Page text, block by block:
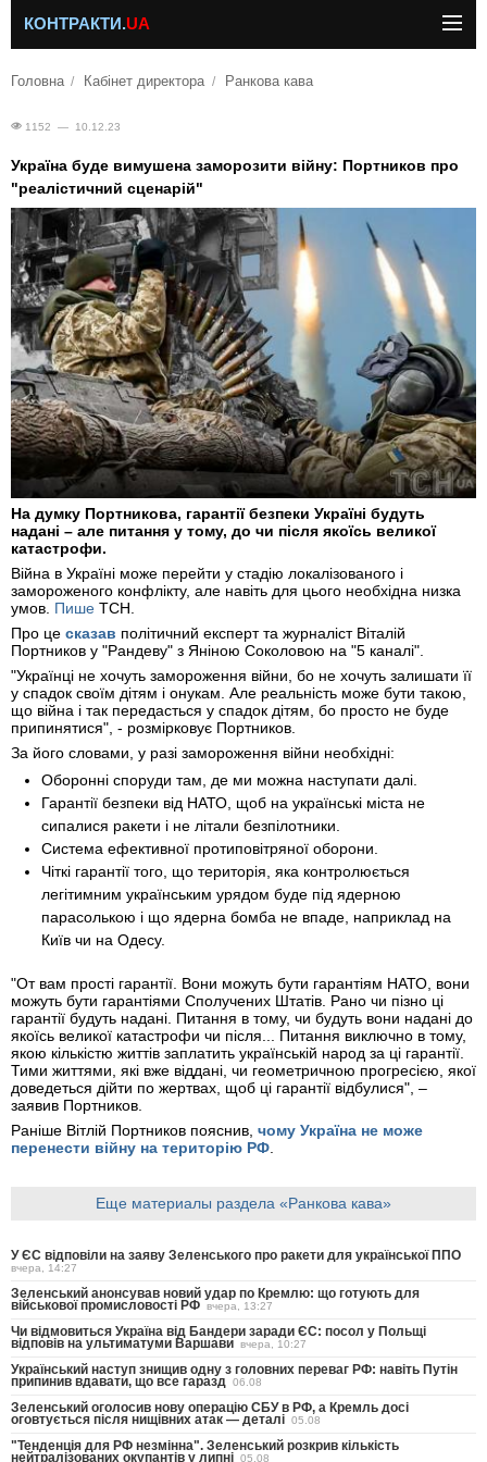
КОНТРАКТИ.UA
Головна Кабінет директора Ранкова кава
1152 — 10.12.23
Україна буде вимушена заморозити війну: Портников про
"реалістичний сценарій"
На думку Портникова, гарантії безпеки Україні будуть
надані – але питання у тому, до чи після якоїсь великої
катастрофи.
Війна в Україні може перейти у стадію локалізованого і
замороженого конфлікту, але навіть для цього необхідна низка
умов. Пише ТСН.
Про це сказав політичний експерт та журналіст Віталій
Портников у "Рандеву" з Яніною Соколовою на "5 каналі".
"Українці не хочуть замороження війни, бо не хочуть залишати її
у спадок своїм дітям і онукам. Але реальність може бути такою,
що війна і так передасться у спадок дітям, бо просто не буде
припинятися", - розмірковує Портников.
За його словами, у разі замороження війни необхідні:
Оборонні споруди там, де ми можна наступати далі.
Гарантії безпеки від НАТО, щоб на українські міста не
сипалися ракети і не літали безпілотники.
Система ефективної протиповітряної оборони.
Чіткі гарантії того, що територія, яка контролюється
легітимним українським урядом буде під ядерною
парасолькою і що ядерна бомба не впаде, наприклад на
Київ чи на Одесу.
"От вам прості гарантії. Вони можуть бути гарантіям НАТО, вони
можуть бути гарантіями Сполучених Штатів. Рано чи пізно ці
гарантії будуть надані. Питання в тому, чи будуть вони надані до
якоїсь великої катастрофи чи після... Питання виключно в тому,
якою кількістю життів заплатить українській народ за ці гарантії.
Тими життями, які вже віддані, чи геометричною прогресією, якої
доведеться дійти по жертвах, щоб ці гарантії відбулися", –
заявив Портников.
Раніше Вітлій Портников пояснив, чому Україна не може
перенести війну на територію РФ.
Еще материалы раздела «Ранкова кава»
У ЄС відповіли на заяву Зеленського про ракети для української ППО
вчера, 14:27
Зеленський анонсував новий удар по Кремлю: що готують для
військової промисловості РФ вчера, 13:27
Чи відмовиться Україна від Бандери заради ЄС: посол у Польщі
відповів на ультиматуми Варшави вчера, 10:27
Український наступ знищив одну з головних переваг РФ: навіть Путін
припинив вдавати, що все гаразд 06.08
Зеленський оголосив нову операцію СБУ в РФ, а Кремль досі
оговтується після нищівних атак — деталі 05.08
"Тенденція для РФ незмінна". Зеленський розкрив кількість
нейтралізованих окупантів у липні 05.08